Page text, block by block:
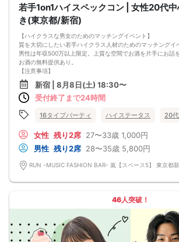
【女性の方】予約後～イベント当日一律１５００円(タイムセ
含む)
※参加費を事前払いされていた場合でも別途キャンセル料が発
ー前日20:00以降は、100％のキャンセル料を頂戴致します(
着予約含む)
ーーーーーーーーーーーーーーーーーーーーーーーー
キャンセル時は当社よりメールにてキャンセル料等ご案内致
下記指定口座にパーティー日より3日以内にご予約者名で人
をお振込み下さい。
☆☆注意☆☆
無断キャンセル・キャンセル料未払い・当日キャンセルを繰
利用をご遠慮頂くと同時に
ブラックリスト登録を行い他サイトでも共有させて頂きます
お振込先 ：
銀行名:みずほ銀行
支店名:池袋支店
口座番号:普通 １９７９６３３
名義:エン（カ
若手1on1ハイスペックコン | 女性20代
き(東京都/新宿)
【ハイクラスな男女のためのマッチングイベント】
質を大切にしたい若手ハイクラス人材のためのマッチングイ
男性は年収500万以上限定。上質な空間でお酒を片手にお話
お酒の無料提供あり。
【注意事項】
■当日の持ち物
・公的身分証明書 ※ご提示いただけない方はご参加いただけ
■留意事項
等）によりイベント中止になる可能性もございます。
・当日は時間に余裕をもってお越しください。10分以上の遅
する場合がございます。
【その他】
男女5対5
パーティ開始2時間前まで
新宿 | 8月8日(土) 18:30〜
受付終了まで24時間
16タイプパーティ ハイステータス 20
女性 残り2席 27〜33歳 1,000円
男性 残り2席 28〜35歳 5,800円
46人突破！